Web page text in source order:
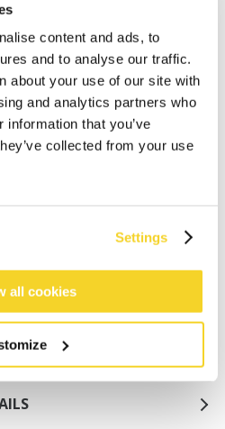
content and ads, to
and to analyse our traffic.
about your use of our site with
and analytics partners who
that you’ve
collected from your use
Settings
all cookies
12 Uhr MEZ (Montag bis
werden noch am selben
für Bestellungen über 50€
aus mattem Stoff
Bein
Gesäßes
Lieblingsbikini von BARTS